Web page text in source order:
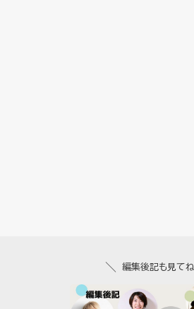
編集後記も見てね